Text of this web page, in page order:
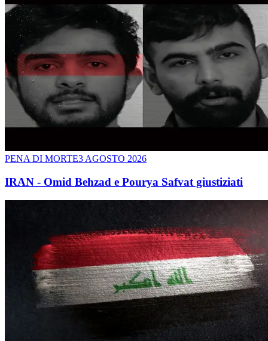
PENA DI MORTE3 AGOSTO 2026
IRAN - Omid Behzad e Pourya Safvat giustiziati